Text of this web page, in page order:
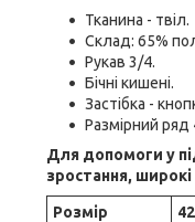
Тканина - твіл.
Склад: 65%
Рукав 3/4.
Бічні кишені.
Застібка -
Размірний ряд
Для допомоги у
зростання, широкі
Розмір 42